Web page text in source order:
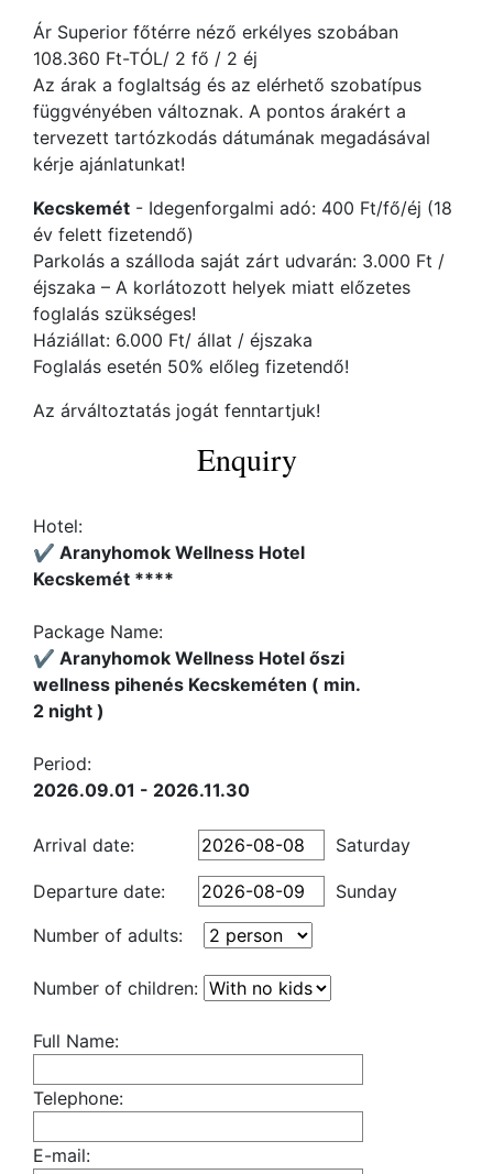
Ár Superior főtérre néző erkélyes szobában
108.360 Ft-TÓL/ 2 fő / 2 éj
Az árak a foglaltság és az elérhető szobatípus
függvényében változnak. A pontos árakért a
tervezett tartózkodás dátumának megadásával
kérje ajánlatunkat!
Kecskemét - Idegenforgalmi adó: 400 Ft/fő/éj (18
év felett fizetendő)
Parkolás a szálloda saját zárt udvarán: 3.000 Ft /
éjszaka – A korlátozott helyek miatt előzetes
foglalás szükséges!
Háziállat: 6.000 Ft/ állat / éjszaka
Foglalás esetén 50% előleg fizetendő!
Az árváltoztatás jogát fenntartjuk!
Enquiry
Hotel:
✔️ Aranyhomok Wellness Hotel
Kecskemét ****
Package Name:
✔️ Aranyhomok Wellness Hotel őszi
wellness pihenés Kecskeméten ( min.
2 night )
Period:
2026.09.01 - 2026.11.30
Arrival date: Saturday
Departure date:
Sunday
Number of adults:
Number of children:
Full Name:
Telephone:
E-mail: